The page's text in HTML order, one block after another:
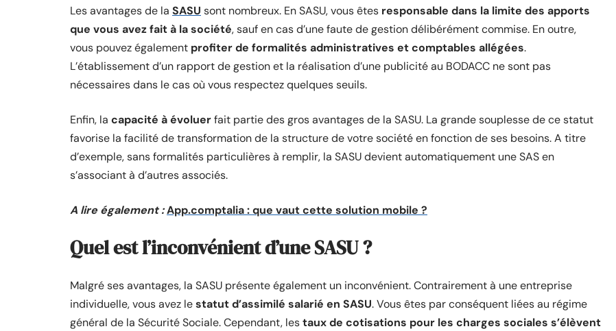
Les avantages de la SASU sont nombreux. En SASU, vous êtes responsable dans la limite des apports
que vous avez fait à la société, sauf en cas d’une faute de gestion délibérément commise. En outre,
vous pouvez également profiter de formalités administratives et comptables allégées.
L’établissement d’un rapport de gestion et la réalisation d’une publicité au BODACC ne sont pas
nécessaires dans le cas où vous respectez quelques seuils.
Enfin, la capacité à évoluerfait partie des gros avantages de la SASU. La grande souplesse de ce statut
favorise la facilité de transformation de la structure de votre société en fonction de ses besoins. A titre
d’exemple, sans formalités particulières à remplir, la SASU devient automatiquement une SAS en
s’associant à d’autres associés.
A lire également :App.comptalia : que vaut cette solution mobile ?
Quel est l’inconvénient d’une SASU ?
Malgré ses avantages, la SASU présente également un inconvénient. Contrairement à une entreprise
individuelle, vous avez lestatut d’assimilé salarié en SASU. Vous êtes par conséquent liées au régime
général de la Sécurité Sociale. Cependant, lestaux de cotisations pour les charges sociales s’élèvent